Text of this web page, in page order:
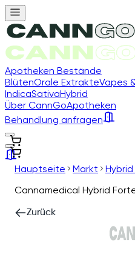
Apotheken Bestände
BlütenOrale ExtrakteVapes
IndicaSativaHybrid
Über CannGoApotheken
Behandlung anfragen
Hauptseite Markt
Cannamedical Hybrid
Zurück